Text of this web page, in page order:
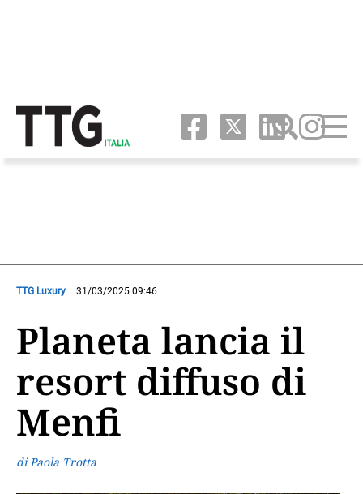
TTG Luxury 31/03/2025 09:46
Planeta lancia il
resort diffuso di
Menfi
di Paola Trotta